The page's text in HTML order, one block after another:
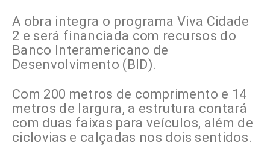
A obra integra o programa Viva Cidade
2 e será financiada com recursos do
Banco Interamericano de
Desenvolvimento (BID).
Com 200 metros de comprimento e 14
metros de largura, a estrutura contará
com duas faixas para veículos, além de
ciclovias e calçadas nos dois sentidos.